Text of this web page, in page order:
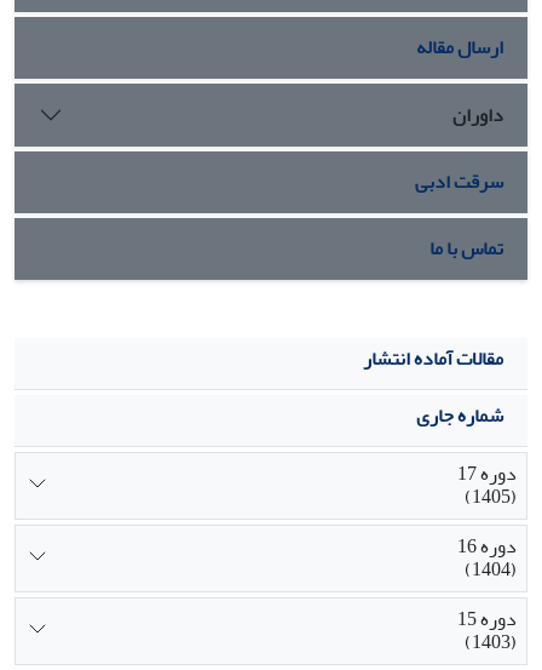
والد پدری نیز به ارث می‏رسد.
ارسال مقاله
داوران
سرقت ادبی
تماس با ما
مقالات آماده انتشار
شماره جاری
دوره 17
(1405)
دوره 16
(1404)
دوره 15
(1403)